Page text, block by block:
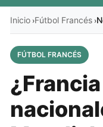
Inicio ›Fútbol Francés ›
FÚTBOL FRANCÉS